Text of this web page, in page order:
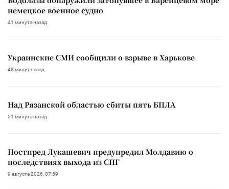
немецкое военное судно
41 минута назад
Украинские СМИ сообщили о взрыве в Харькове
48 минут назад
Над Рязанской областью сбиты пять БПЛА
51 минута назад
Постпред Лукашевич предупредил Молдавию о
последствиях выхода из СНГ
9 августа 2026, 07:59